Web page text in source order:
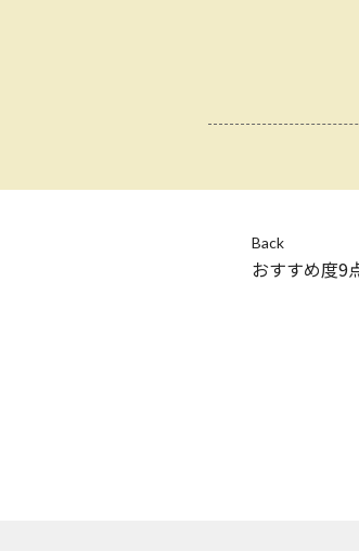
Back
おすすめ度9